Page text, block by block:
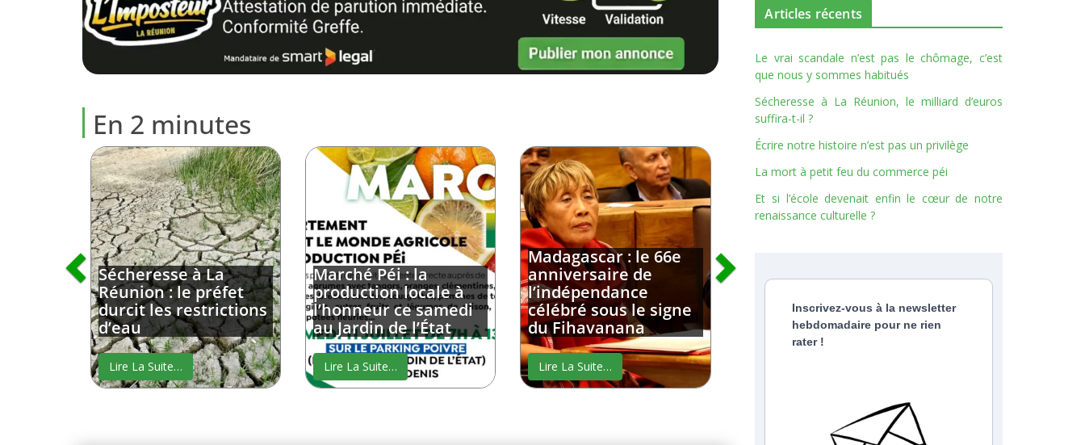
En 2 minutes
Sécheresse à La
Réunion : le préfet
durcit les restrictions
d’eau
Lire La Suite…
Marché Péi : la
production locale à
l’honneur ce samedi
au Jardin de l’État
Lire La Suite…
Madagascar : le 66e
anniversaire de
l’indépendance
célébré sous le signe
du Fihavanana
Lire La Suite…
Articles récents
Le vrai scandale n’est pas le chômage, c’est
que nous y sommes habitués
Sécheresse à La Réunion, le milliard d’euros
suffira-t-il ?
Écrire notre histoire n’est pas un privilège
La mort à petit feu du commerce péi
Et si l’école devenait enfin le cœur de notre
renaissance culturelle ?
Inscrivez-vous à la newsletter
hebdomadaire pour ne rien
rater !